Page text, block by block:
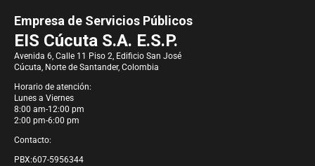
Empresa de Servicios Públicos
EIS Cúcuta S.A. E.S.P.
Avenida 6, Calle 11 Piso 2, Edificio San José
Cúcuta, Norte de Santander, Colombia
Horario de atención:
Lunes a Viernes
8:00 am-12:00 pm
2:00 pm-6:00 pm
Contacto:
PBX:607-5956344